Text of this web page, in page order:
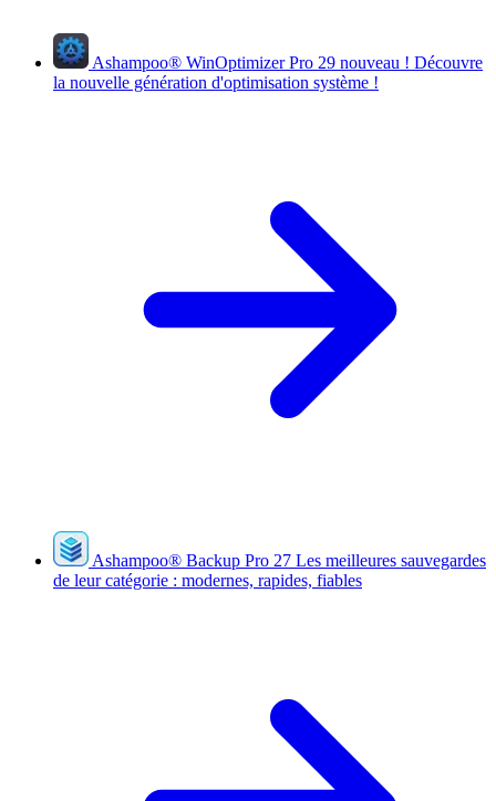
Ashampoo® WinOptimizer Pro 29 nouveau ! Découvre
la nouvelle génération d'optimisation système !
Ashampoo® Backup Pro 27 Les meilleures sauvegardes
de leur catégorie : modernes, rapides, fiables